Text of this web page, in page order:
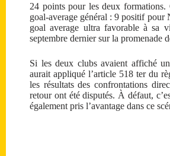
24 points pour les deux formations.
goal-average général : 9 positif pour
goal average ultra favorable à sa
septembre dernier sur la promenade
Si les deux clubs avaient affiché
aurait appliqué l’article 518 ter du
les résultats des confrontations
retour ont été disputés. À défaut,
également pris l’avantage dans ce